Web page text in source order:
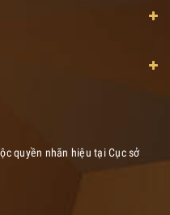
quyền nhãn hiệu tại Cục sở